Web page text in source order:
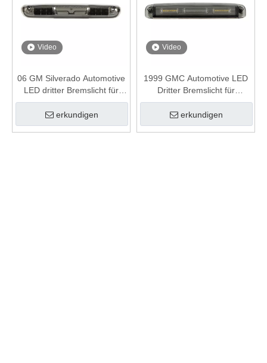
Video
06 GM Silverado Automotive
LED dritter Bremslicht für
Anhänger
erkundigen
Video
1999 GMC Automotive LED
Dritter Bremslicht für
Anhänger
erkundigen